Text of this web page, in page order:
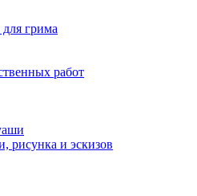
грима
работ
рисунка и эскизов